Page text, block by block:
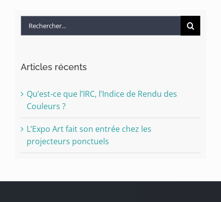
Rechercher:
Articles récents
Qu’est-ce que l’IRC, l’Indice de Rendu des
Couleurs ?
L’Expo Art fait son entrée chez les
projecteurs ponctuels